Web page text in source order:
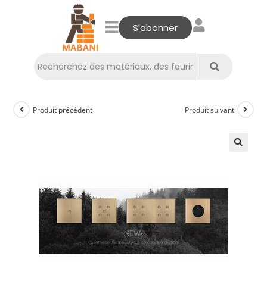
S'abonner
Produit précédent Produit suivant